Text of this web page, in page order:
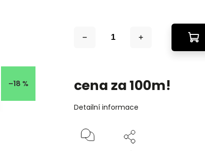
–18 % cena za 100m!
Detailní informace